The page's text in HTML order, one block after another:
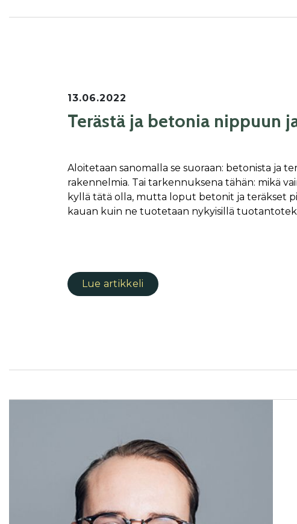
13.06.2022
Terästä ja betonia nippuun
Aloitetaan sanomalla se suoraan: betonista ja
rakennelmia. Tai tarkennuksena tähän: mikä
kyllä tätä olla, mutta loput betonit ja teräkset
kauan kuin ne tuotetaan nykyisillä
Lue artikkeli